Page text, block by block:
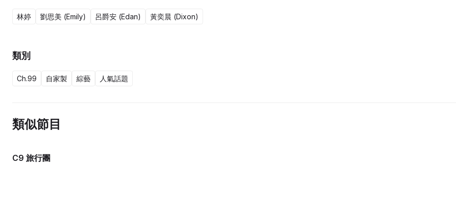
林婷 劉思美 (Emily) 呂爵安 (Edan) 黃奕晨 (Dixon)
類別
Ch.99 自家製 綜藝 人氣話題
類似節目
C9 旅行團